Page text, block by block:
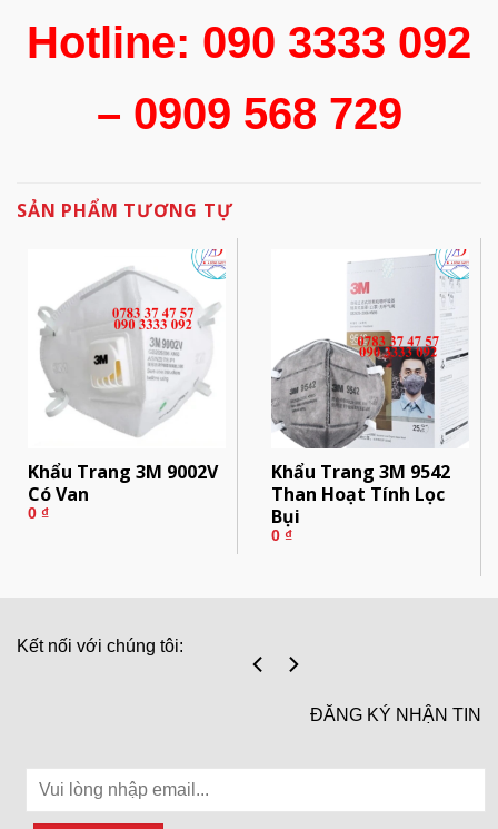
Hotline: 090 3333 092
– 0909 568 729
SẢN PHẨM TƯƠNG TỰ
Khẩu Trang 3M 9002V
Có Van
0 ₫
Khẩu Trang 3M 9542
Than Hoạt Tính Lọc
Bụi
0 ₫
Kết nối với chúng tôi:
ĐĂNG KÝ NHẬN TIN